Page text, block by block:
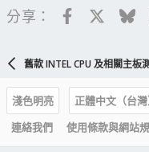
分享： Facebook
舊款 INTEL CPU 及相關主板
淺色明亮
正體中文（台灣
連絡我們
使用條款與網站